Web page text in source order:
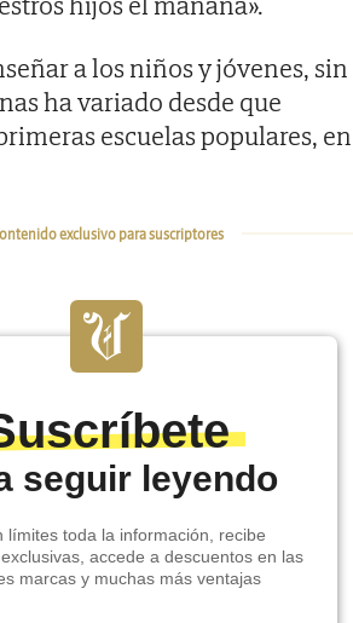
a los niños y jóvenes, sin
ha variado desde que
escuelas populares, en
exclusivo para suscriptores
seguir leyendo
límites toda la información, recibe
accede a descuentos en las
marcas y muchas más ventajas